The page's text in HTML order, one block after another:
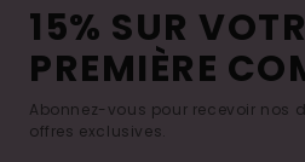
15% SUR
PREMIÈRE
Abonnez-vous pour recevoir nos
offres exclusives.